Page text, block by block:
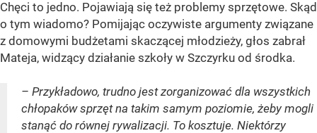
Chęci to jedno. Pojawiają się też problemy sprzętowe. Skąd
o tym wiadomo? Pomijając oczywiste argumenty związane
z domowymi budżetami skaczącej młodzieży, głos zabrał
Mateja, widzący działanie szkoły w Szczyrku od środka.
– Przykładowo, trudno jest zorganizować dla wszystkich
chłopaków sprzęt na takim samym poziomie, żeby mogli
stanąć do równej rywalizacji. To kosztuje. Niektórzy